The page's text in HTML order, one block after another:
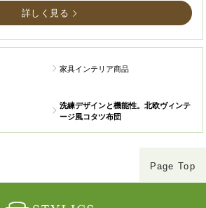
詳しく見る
家具インテリア商品
洗練デザインと機能性。北欧ヴィンテ
ージ風コタツ布団
Page Top